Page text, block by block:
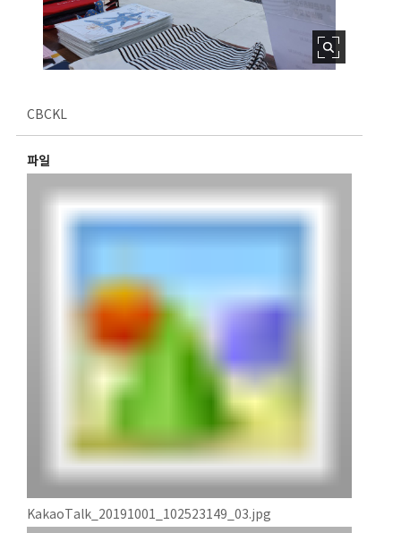
CBCKL
파일
KakaoTalk_20191001_102523149_03.jpg